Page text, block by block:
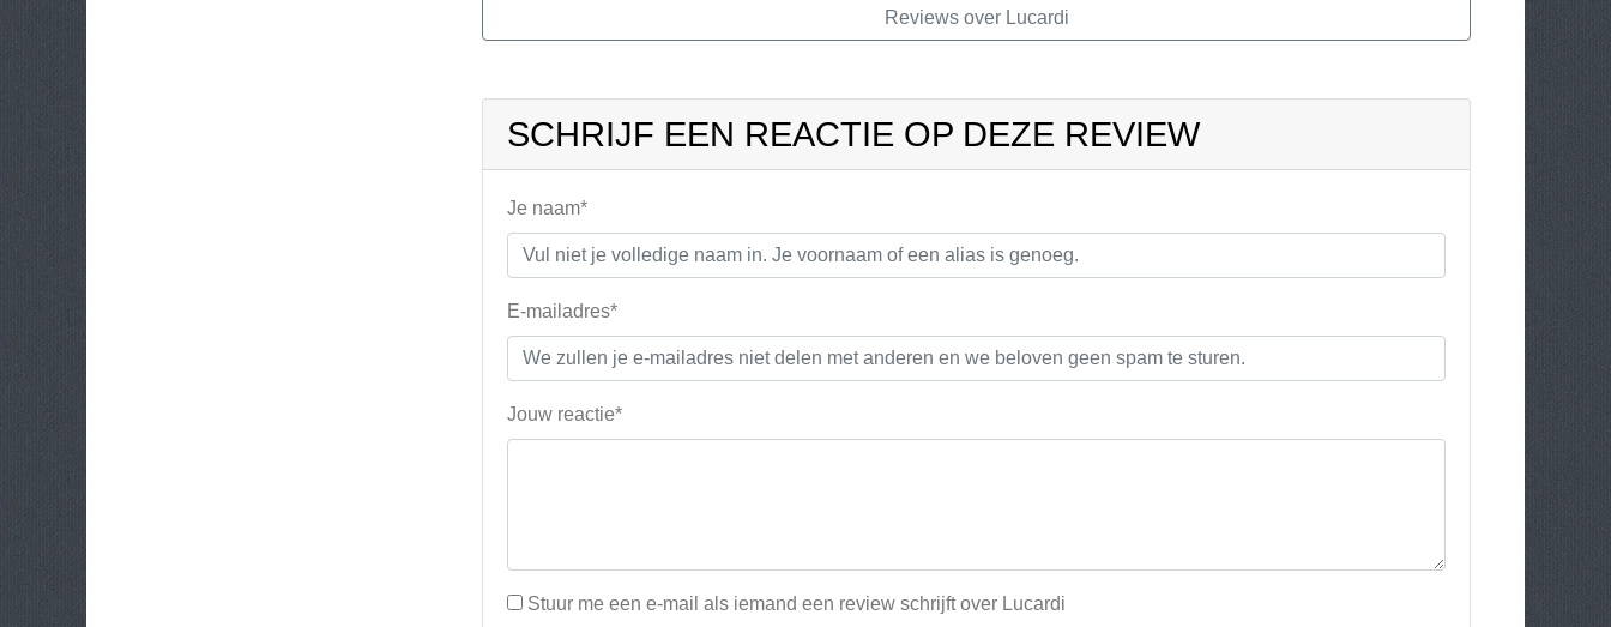
Reviews over Lucardi
SCHRIJF EEN REACTIE OP DEZE REVIEW
Je naam*
E-mailadres*
Jouw reactie*
Stuur me een e-mail als iemand een review schrijft over Lucardi